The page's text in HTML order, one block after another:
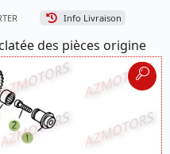
Info Livraison
des pièces origine